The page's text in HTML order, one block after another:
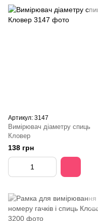
Артикул: 3147
Вимірювач діаметру спиць
Кловер
138 грн